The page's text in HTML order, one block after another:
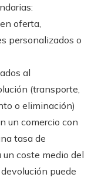
oferta,
personalizados o
al
(transporte,
o eliminación)
un comercio con
tasa de
coste medio del
puede